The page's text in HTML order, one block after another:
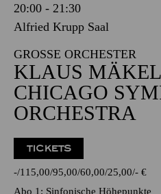
Samstag
09.01.2027
20:00 - 21:30
Alfried Krupp Saal
GROSSE ORCHESTER
KLAUS
CHICAGO
ORCHESTRA
TICKETS